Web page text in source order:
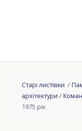
Старі листівки /
архітектури /
1975 рік